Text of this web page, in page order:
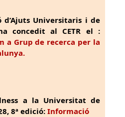
d’Ajuts Universitaris i de
ha concedit al CETR el :
a Grup de recerca per la
a la Universitat de
8ª edició: Informació